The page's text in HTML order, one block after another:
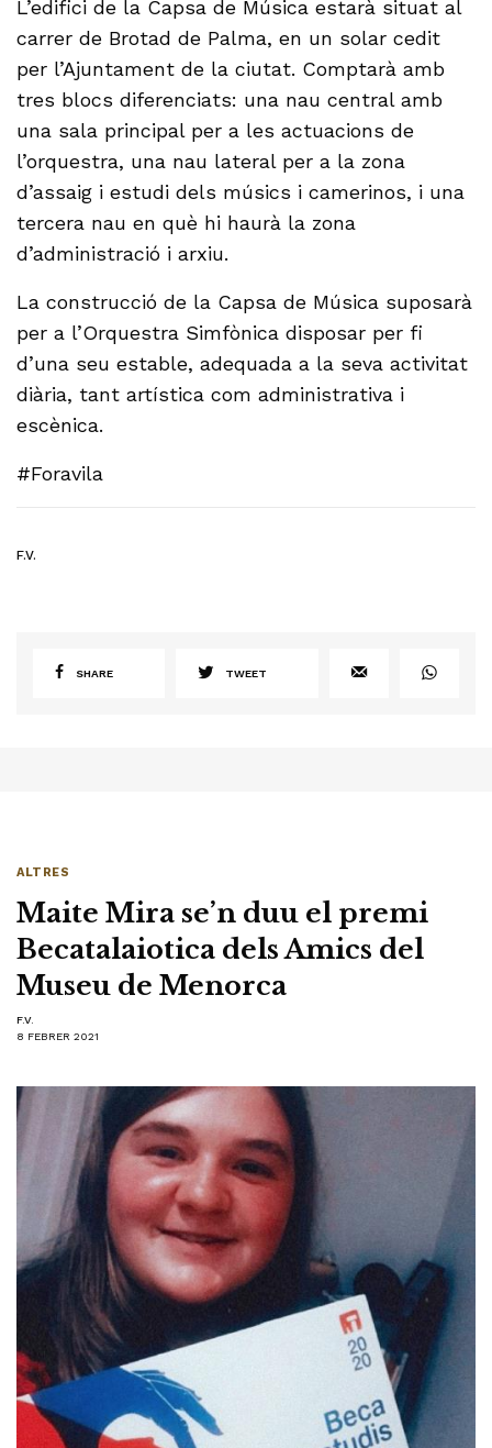
L’edifici de la Capsa de Música estarà situat al
carrer de Brotad de Palma, en un solar cedit
per l’Ajuntament de la ciutat. Comptarà amb
tres blocs diferenciats: una nau central amb
una sala principal per a les actuacions de
l’orquestra, una nau lateral per a la zona
d’assaig i estudi dels músics i camerinos, i una
tercera nau en què hi haurà la zona
d’administració i arxiu.
La construcció de la Capsa de Música suposarà
per a l’Orquestra Simfònica disposar per fi
d’una seu estable, adequada a la seva activitat
diària, tant artística com administrativa i
escènica.
#Foravila
F.V.
SHARE TWEET
ALTRES
Maite Mira se’n duu el premi
Becatalaiotica dels Amics del
Museu de Menorca
F.V.
8 FEBRER 2021